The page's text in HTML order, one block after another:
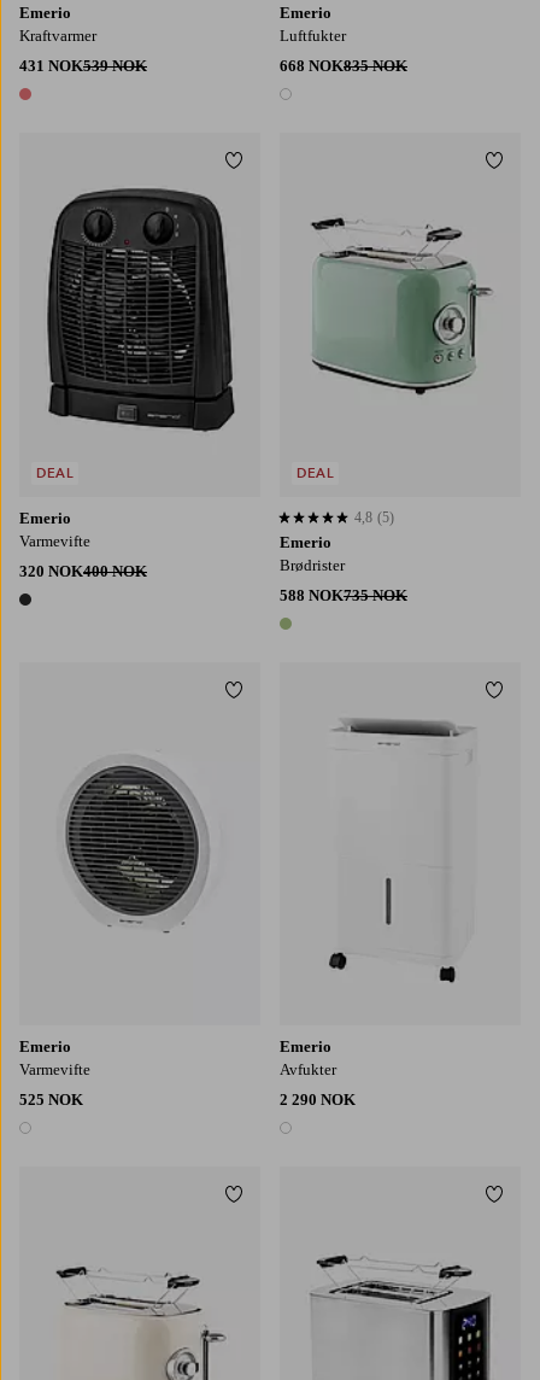
Emerio
Kraftvarmer
431 NOK539 NOK
1 farge
Emerio
Luftfukter
668 NOK835 NOK
1 farge
Emerio
Varmevifte
320 NOK400 NOK
1 farge
DEAL
Legg til favoritter
Emerio
Brødrister
588 NOK735 NOK
1 farge
4,8 basert på 5 karaktergivninger
4,8 (5)
DEAL
Emerio
Varmevifte
525 NOK
1 farge
Legg til favoritter
Emerio
Avfukter
2 290 NOK
1 farge
Legg til favoritter